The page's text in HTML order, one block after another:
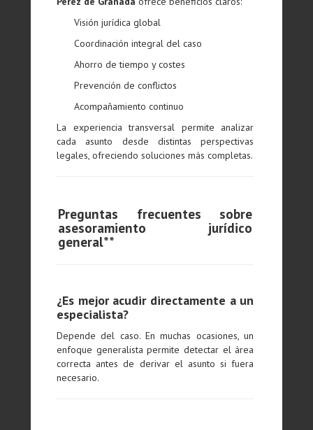
Visión jurídica global
Coordinación integral del caso
Ahorro de tiempo y costes
Prevención de conflictos
Acompañamiento continuo
La experiencia transversal permite analizar
cada asunto desde distintas perspectivas
legales, ofreciendo soluciones más completas.
Preguntas frecuentes sobre
asesoramiento jurídico
general**
¿Es mejor acudir directamente a un
especialista?
Depende del caso. En muchas ocasiones, un
enfoque generalista permite detectar el área
correcta antes de derivar el asunto si fuera
necesario.